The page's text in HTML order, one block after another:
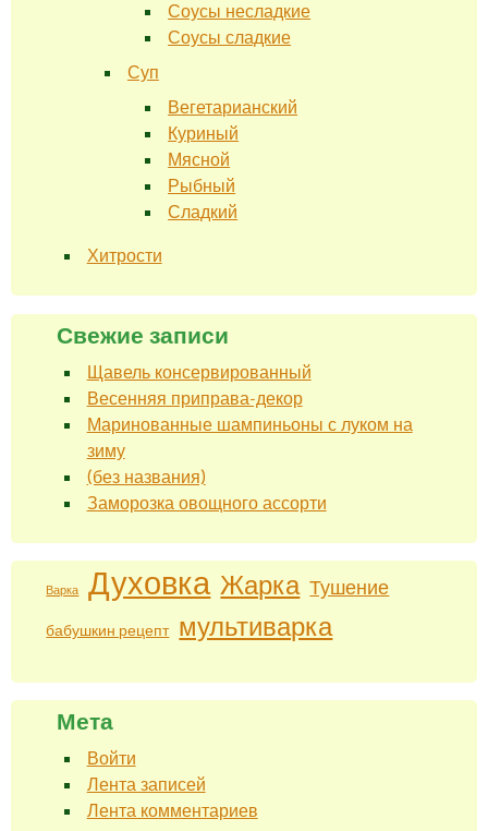
Соусы несладкие
Соусы сладкие
Суп
Вегетарианский
Куриный
Мясной
Рыбный
Сладкий
Хитрости
Свежие записи
Щавель консервированный
Весенняя приправа-декор
Маринованные шампиньоны с луком на
зиму
(без названия)
Заморозка овощного ассорти
Варка Духовка Жарка Тушение
бабушкин рецепт мультиварка
Мета
Войти
Лента записей
Лента комментариев